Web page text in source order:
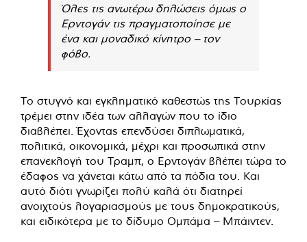
Όλες τις ανωτέρω δηλώσεις όμως ο
Ερντογάν τις πραγματοποίησε με
ένα και μοναδικό κίνητρο – τον
φόβο.
Το στυγνό και εγκληματικό καθεστώς της Τουρκίας
τρέμει στην ιδέα των αλλαγών που το ίδιο
διαβλέπει. Έχοντας επενδύσει διπλωματικά,
πολιτικά, οικονομικά, μέχρι και προσωπικά στην
επανεκλογή του Τραμπ, ο Ερντογάν βλέπει τώρα το
έδαφος να χάνεται κάτω από τα πόδια του. Και
αυτό διότι γνωρίζει πολύ καλά ότι διατηρεί
ανοιχτούς λογαριασμούς με τους δημοκρατικούς,
και ειδικότερα με το δίδυμο Ομπάμα – Μπάιντεν.